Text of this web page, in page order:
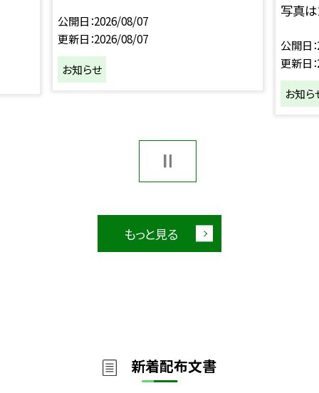
公開日 2026/08/07
更新日 2026/08/07
お知らせ
写真
公開日
更新日
お知ら
もっと見る
新着配布文書